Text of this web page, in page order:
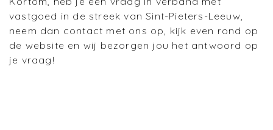
vastgoed in de streek van Sint-Pieters-Leeuw,
neem dan contact met ons op, kijk even rond op
de website en wij bezorgen jou het antwoord op
je vraag!